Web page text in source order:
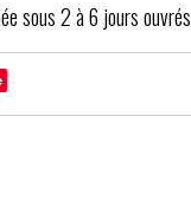
sous 2 à 6 jours ouvrés